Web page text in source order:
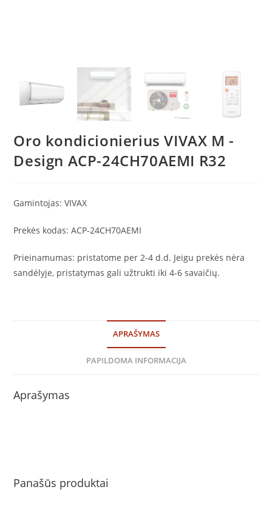
Oro kondicionierius VIVAX M -
Design ACP-24CH70AEMI R32
Gamintojas: VIVAX
Prekės kodas: ACP-24CH70AEMI
Prieinamumas: pristatome per 2-4 d.d. Jeigu prekės nėra
sandėlyje, pristatymas gali užtrukti iki 4-6 savaičių.
APRAŠYMAS
PAPILDOMA INFORMACIJA
Aprašymas
Panašūs produktai